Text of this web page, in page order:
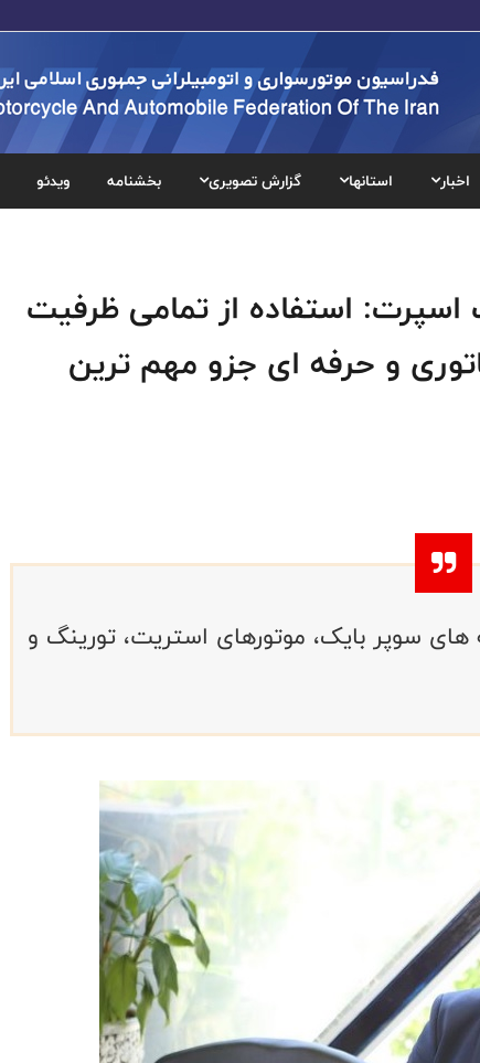
اخبار استانها گزارش تصویری بخشنامه ویدئو
استفاده از تمامی ظرفیت
و حرفه ای جزو مهم ترین
سوپر بایک، موتورهای استریت، تورینگ و